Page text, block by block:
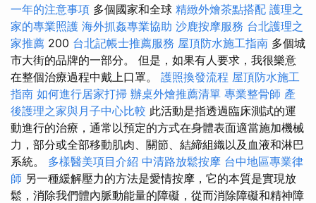
一年的注意事項 多個國家和全球 精緻外燴茶點搭配 護理之
家的專業照護 海外抓姦專業協助 沙鹿按摩服務 台北護理之
家推薦 200 台北記帳士推薦服務 屋頂防水施工指南 多個城
市大街的品牌的一部分。 但是，如果有人要求，我很樂意
在整個治療過程中戴上口罩。 護照換發流程 屋頂防水施工
指南 如何進行居家打掃 辦桌外燴推薦清單 專業整骨師 產
後護理之家與月子中心比較 此活動是指透過臨床測試的運
動進行的治療，通常以預定的方式在身體表面適當施加機械
力，部分或全部移動肌肉、關節、結締組織以及血液和淋巴
系統。 多樣醫美項目介紹 中清路放鬆按摩 台中地區專業律
師 另一種緩解壓力的方法是愛情按摩，它的本質是實現放
鬆，消除我們體內脈動能量的障礙，從而消除障礙和精神障